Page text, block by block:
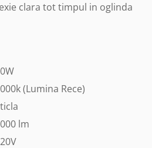
clara tot timpul in oglinda
(Lumina Rece)
lm